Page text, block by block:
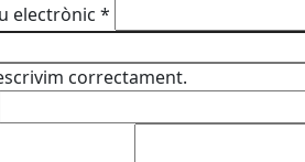
electrònic *
correctament.